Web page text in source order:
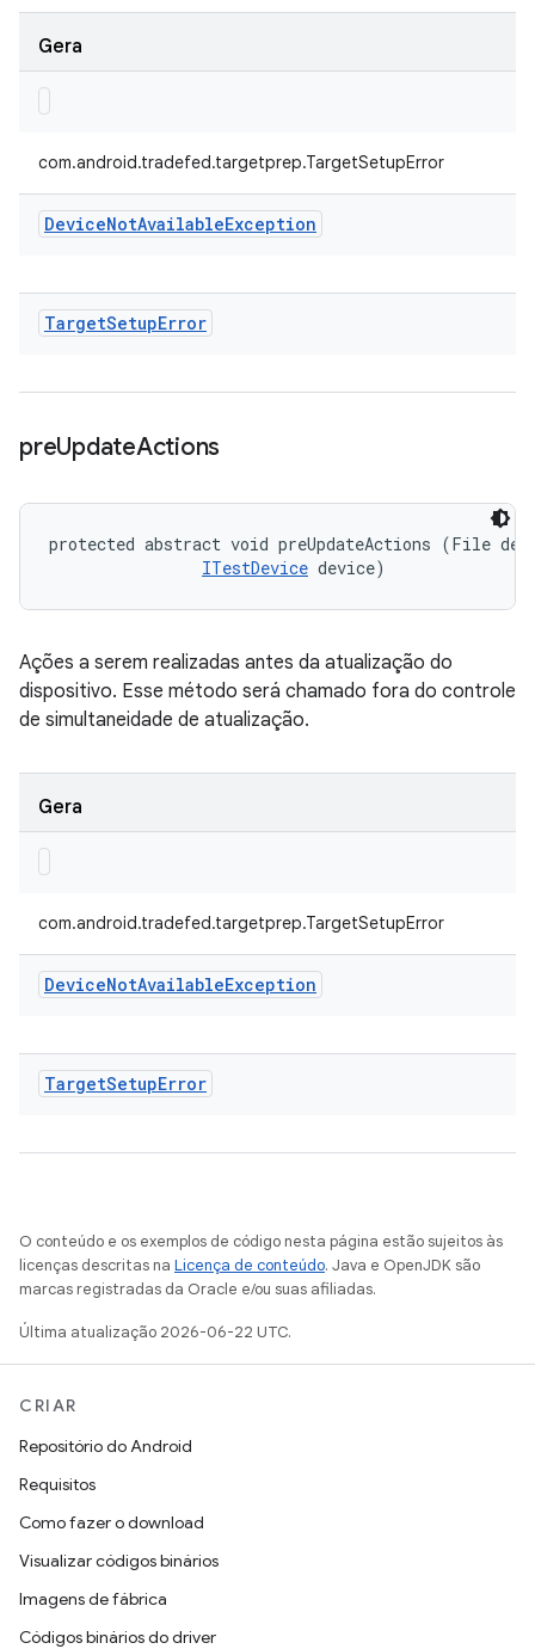
Gera
com.android.tradefed.targetprep.TargetSetupError
DeviceNotAvailableException
TargetSetupError
preUpdateActions
protected abstract void preUpdateActions (File
ITestDevice device)
Ações a serem realizadas antes da atualização do
dispositivo. Esse método será chamado fora do controle
de simultaneidade de atualização.
Gera
com.android.tradefed.targetprep.TargetSetupError
DeviceNotAvailableException
TargetSetupError
O conteúdo e os exemplos de código nesta página estão sujeitos às
licenças descritas na Licença de conteúdo. Java e OpenJDK são
marcas registradas da Oracle e/ou suas afiliadas.
Última atualização 2026-06-22 UTC.
CRIAR
Repositório do Android
Requisitos
Como fazer o download
Visualizar códigos binários
Imagens de fábrica
Códigos binários do driver